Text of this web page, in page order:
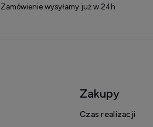
Zamówienie wysyłamy już w 24h
Zakupy
Czas realizacji